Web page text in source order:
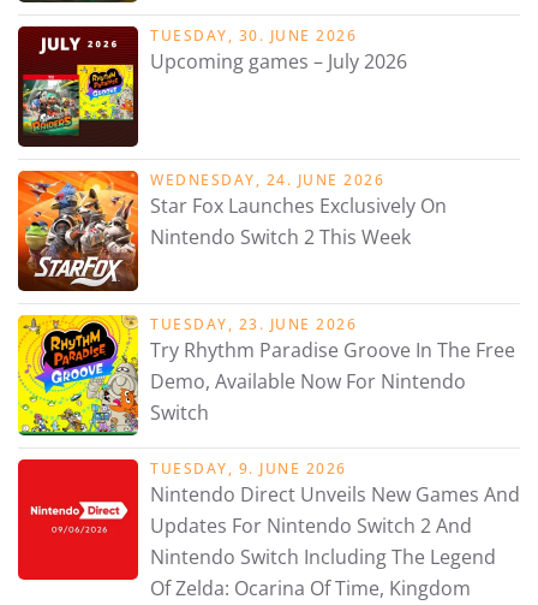
TUESDAY, 30. JUNE 2026
Upcoming games – July 2026
WEDNESDAY, 24. JUNE 2026
Star Fox Launches Exclusively On
Nintendo Switch 2 This Week
TUESDAY, 23. JUNE 2026
Try Rhythm Paradise Groove In The Free
Demo, Available Now For Nintendo
Switch
TUESDAY, 9. JUNE 2026
Nintendo Direct Unveils New Games And
Updates For Nintendo Switch 2 And
Nintendo Switch Including The Legend
Of Zelda: Ocarina Of Time, Kingdom